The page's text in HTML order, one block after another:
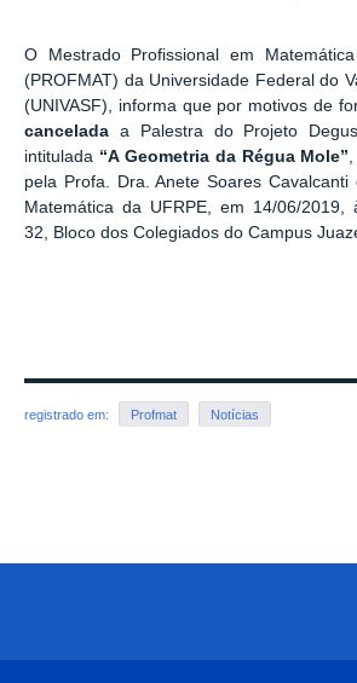
O Mestrado Profissional em
(PROFMAT) da Universidade Federal do
(UNIVASF), informa que por motivos de
cancelada a Palestra do Projeto
intitulada “A Geometria da Régua Mole”
pela Profa. Dra. Anete Soares
Matemática da UFRPE, em 14/06/2019,
32, Bloco dos Colegiados do Campus
registrado em: Profmat Notícias